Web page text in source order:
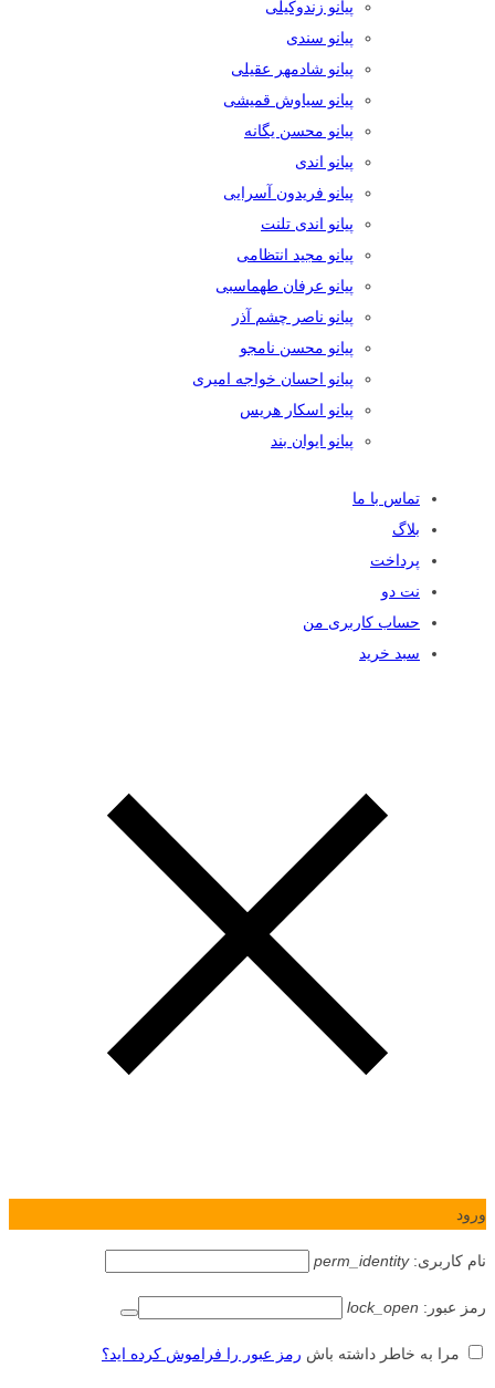
پیانو زندوکیلی
پیانو سندی
پیانو شادمهر عقیلی
پیانو سیاوش قمیشی
پیانو محسن یگانه
پیانو اندی
پیانو فریدون آسرایی
پیانو اندی تلنت
پیانو مجید انتظامی
پیانو عرفان طهماسبی
پیانو ناصر چشم آذر
پیانو محسن نامجو
پیانو احسان خواجه امیری
پیانو اسکار هریس
پیانو ایوان بند
تماس با ما
بلاگ
پرداخت
نت دو
حساب کاربری من
سبد خرید
ورود
نام کاربری:perm_identity
رمز عبور: lock_open
مرا به خاطر داشته باش رمز عبور را فراموش کرده اید؟